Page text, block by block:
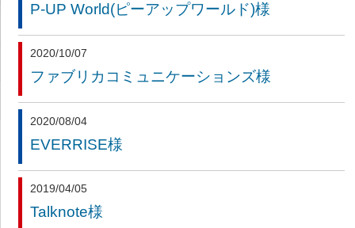
P-UP World(ピーアップワールド)様
2020/10/07
ファブリカコミュニケーションズ様
2020/08/04
EVERRISE様
2019/04/05
Talknote様